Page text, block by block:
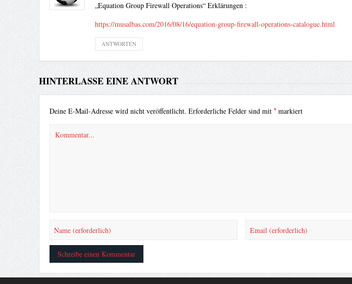
„Equation Group Firewall Operations“ Erklärungen :
https://musalbas.com/2016/08/16/equation-group-firewall-operations-catalogue.html
ANTWORTEN
HINTERLASSE EINE ANTWORT
Deine E-Mail-Adresse wird nicht veröffentlicht. Erforderliche Felder sind mit *markiert